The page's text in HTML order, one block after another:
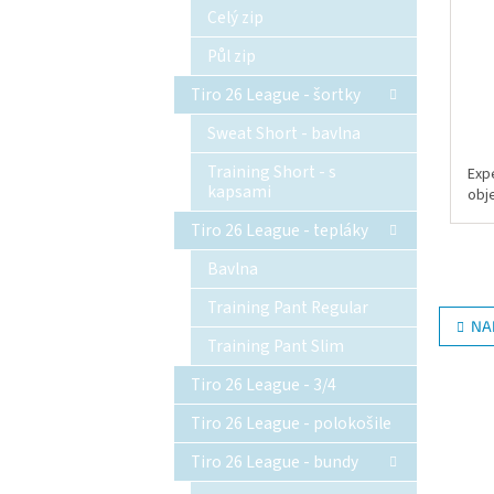
Celý zip
Půl zip
Tiro 26 League - šortky
Sweat Short - bavlna
Training Short - s
kapsami
Tiro 26 League - tepláky
Bavlna
Training Pant Regular
Training Pant Slim
Tiro 26 League - 3/4
Tiro 26 League - polokošile
Tiro 26 League - bundy